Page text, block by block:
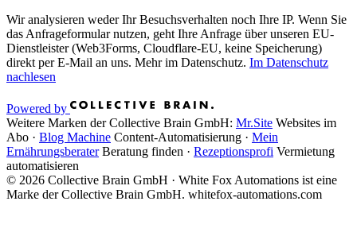
Wir analysieren weder Ihr Besuchs­verhalten noch Ihre IP. Wenn Sie
das Anfrage­formular nutzen, geht Ihre Anfrage über unseren EU-
Dienstleister (Web3Forms, Cloudflare-EU, keine Speicherung)
direkt per E-Mail an uns. Mehr im Datenschutz. Im Datenschutz
nachlesen
Powered by
Weitere Marken der Collective Brain GmbH: Mr.Site Websites im
Abo · Blog Machine Content-Automatisierung · Mein
Ernährungsberater Beratung finden · Rezeptionsprofi Vermietung
automatisieren
© 2026 Collective Brain GmbH · White Fox Automations ist eine
Marke der Collective Brain GmbH. whitefox-automations.com